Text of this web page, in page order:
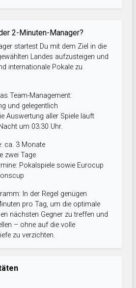
2-Minuten-Manager?
startest Du mit dem Ziel in die
Landes aufzusteigen und
internationale Pokale zu
Team-Management:
und gelegentlich
Auswertung aller Spiele läuft
um 03:30 Uhr.
ca. 3 Monate
zwei Tage
Pokalspiele sowie Eurocup
In der Regel genügen
pro Tag, um die optimale
nächsten Gegner zu treffen und
– ohne auf die volle
zu verzichten.